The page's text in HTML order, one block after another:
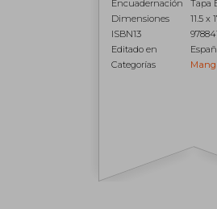
Encuadernación
Tapa
Dimensiones
11.5 x
ISBN13
Editado en
Categorías